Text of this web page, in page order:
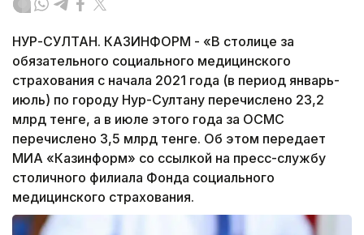
НУР-СУЛТАН. КАЗИНФОРМ - «В столице за
обязательного социального медицинского
страхования с начала 2021 года (в период январь-
июль) по городу Нур-Султану перечислено 23,2
млрд тенге, а в июле этого года за ОСМС
перечислено 3,5 млрд тенге. Об этом передает
МИА «Казинформ» со ссылкой на пресс-службу
столичного филиала Фонда социального
медицинского страхования.